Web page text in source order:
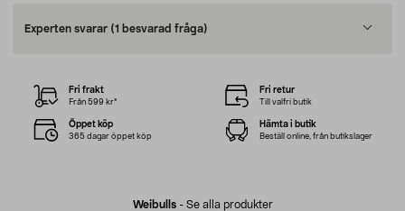
Experten svarar (1 besvarad fråga)
Weibulls- Se alla produkter
Fri frakt
Från 599 kr*
Fri retur
Till valfri butik
Öppet köp
365 dagar öppet köp
Hämta i butik
Beställ online, från butikslager